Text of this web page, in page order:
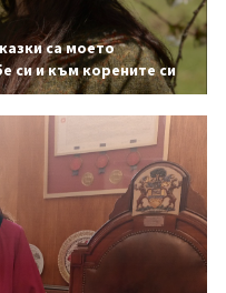
са моето
си и към корените си